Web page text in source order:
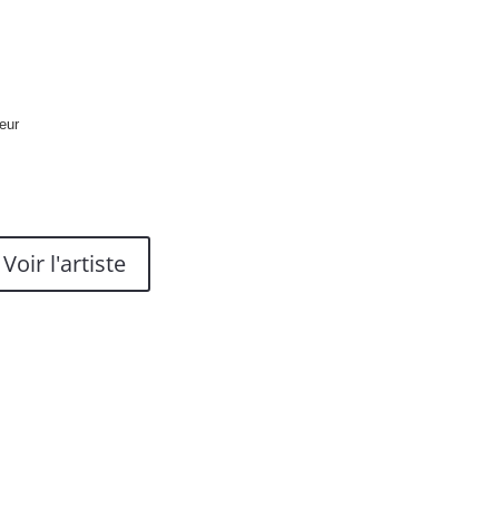
Voir l'artiste